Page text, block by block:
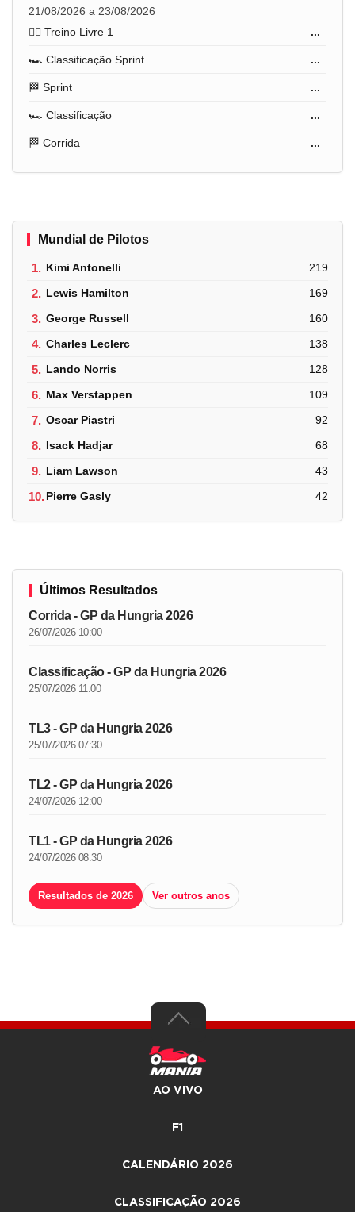
21/08/2026 a 23/08/2026
🏋️‍♂️ Treino Livre 1
...
🏎️ Classificação Sprint ...
🏁 Sprint ...
🏎️ Classificação ...
🏁 Corrida ...
Mundial de Pilotos
1. Kimi Antonelli 219
2. Lewis Hamilton 169
3. George Russell 160
4. Charles Leclerc 138
5. Lando Norris 128
6. Max Verstappen 109
7. Oscar Piastri 92
8. Isack Hadjar 68
9. Liam Lawson 43
10.Pierre Gasly 42
Últimos Resultados
Corrida - GP da Hungria 2026
26/07/2026 10:00
Classificação - GP da Hungria 2026
25/07/2026 11:00
TL3 - GP da Hungria 2026
25/07/2026 07:30
TL2 - GP da Hungria 2026
24/07/2026 12:00
TL1 - GP da Hungria 2026
24/07/2026 08:30
Resultados de 2026 Ver outros anos
AO VIVO
F1
CALENDÁRIO 2026
CLASSIFICAÇÃO 2026